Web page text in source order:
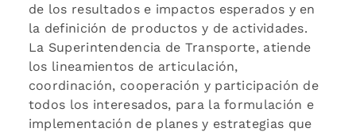
de los resultados e impactos esperados y en
la definición de productos y de actividades.
La Superintendencia de Transporte, atiende
los lineamientos de articulación,
coordinación, cooperación y participación de
todos los interesados, para la formulación e
implementación de planes y estrategias que